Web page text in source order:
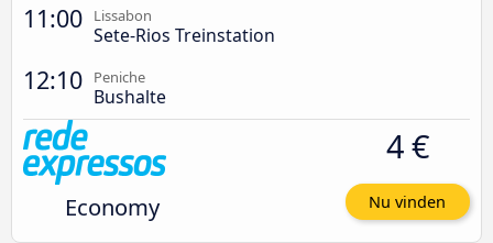
11:00 Lissabon
Sete-Rios Treinstation
12:10 Peniche
Bushalte
Economy
4 €
Nu vinden